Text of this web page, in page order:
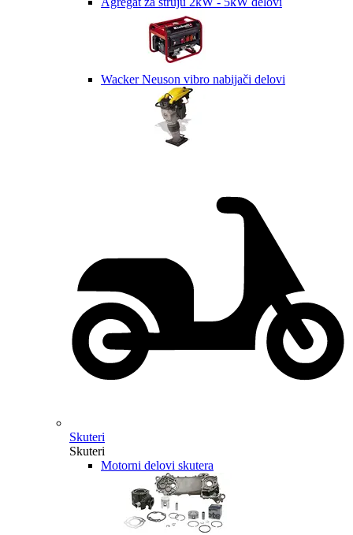
Wacker Neuson vibro nabijači delovi
Skuteri
Skuteri
Motorni delovi skutera